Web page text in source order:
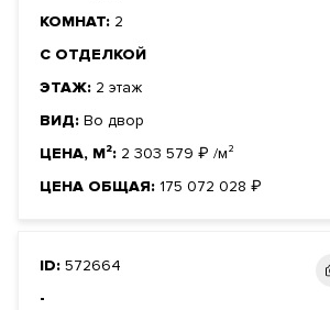
КОМНАТ: 2
С ОТДЕЛКОЙ
ЭТАЖ: 2 этаж
ВИД: Во двор
ЦЕНА, М²: 2 303 579 ₽ /м²
ЦЕНА ОБЩАЯ: 175 072 028 ₽
ID: 572664
-